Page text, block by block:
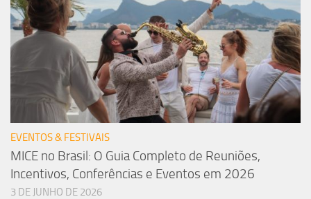
EVENTOS & FESTIVAIS
MICE no Brasil: O Guia Completo de Reuniões,
Incentivos, Conferências e Eventos em 2026
3 DE JUNHO DE 2026